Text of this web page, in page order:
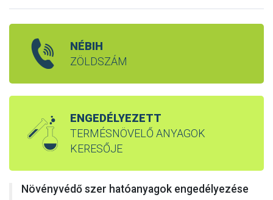
NÉBIH
ZÖLDSZÁM
ENGEDÉLYEZETT
TERMÉSNÖVELŐ ANYAGOK
KERESŐJE
Növényvédő szer hatóanyagok engedélyezése